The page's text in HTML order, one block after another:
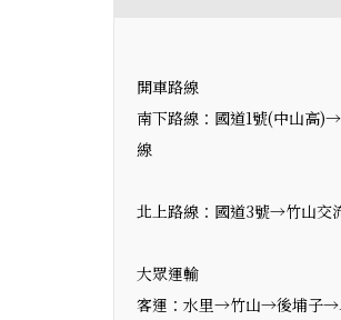
開車路線
南下路線：國道1號(中山
線
北上路線：國道3號→竹山
大眾運輸
客運：水里→竹山→後埔子→